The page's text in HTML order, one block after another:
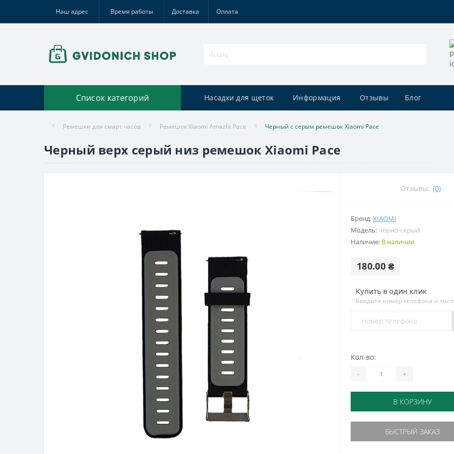
Наш адрес Время работы Доставка Оплата
Список категорий Насадки для щеток Информация Отзывы Блог
Ремешки для смарт часов Ремешок Xiaomi Amazfit Pace Черный с серым ремешок Xiaomi Pace
Черный верх серый низ ремешок Xiaomi Pace
Отзывы: (0)
Бренд:XIAOMI
Модель: черно-серый
Наличие: В наличии
180.00 ₴
Купить в один клик
Введите номер телефона и мы
Кол-во:
- +
В КОРЗИНУ
БЫСТРЫЙ ЗАКАЗ